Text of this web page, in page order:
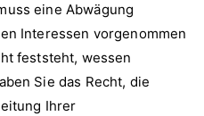
eine Abwägung
Interessen vorgenommen
feststeht, wessen
Sie das Recht, die
Ihrer